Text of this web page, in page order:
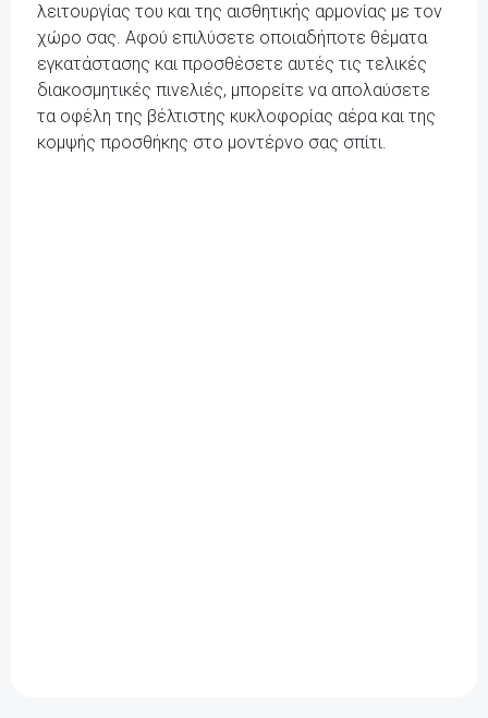
λειτουργίας του και της αισθητικής αρμονίας με τον
χώρο σας. Αφού επιλύσετε οποιαδήποτε θέματα
εγκατάστασης και προσθέσετε αυτές τις τελικές
διακοσμητικές πινελιές, μπορείτε να απολαύσετε
τα οφέλη της βέλτιστης κυκλοφορίας αέρα και της
κομψής προσθήκης στο μοντέρνο σας σπίτι.